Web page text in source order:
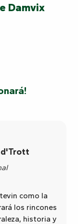
Damvix
como la
los rincones
historia y